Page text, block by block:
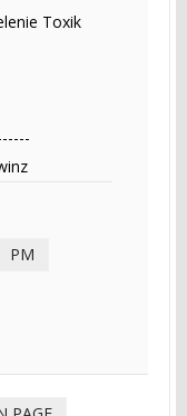
Toxik
PM